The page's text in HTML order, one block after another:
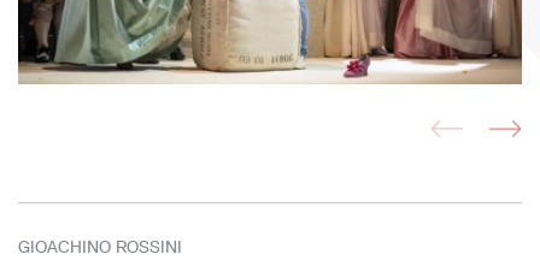
GIOACHINO ROSSINI